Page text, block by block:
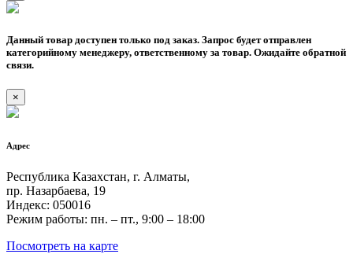
Данный товар доступен только под заказ. Запрос будет отправлен
категорийному менеджеру, ответственному за товар. Ожидайте обратной
связи.
×
Адрес
Республика Казахстан, г. Алматы,
пр. Назарбаева, 19
Индекс: 050016
Режим работы: пн. – пт., 9:00 – 18:00
Посмотреть на карте